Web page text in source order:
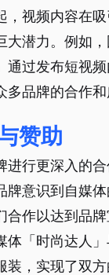
，视频内容在
大潜力。例如
通过发布短视
品牌的合作和
赞助
进行更深入的合
牌意识到自媒
合作以达到品牌
体「时尚达人
，实现了双方